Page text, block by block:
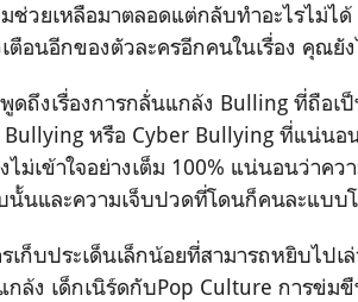
ยเหลือมาตลอดแต่กลับทำอะไรไม่ได้
อนอีกของตัวละครอีกคนในเรื่อง คุณยัง
ถึงเรื่องการกลั่นแกล้ง Bulling ที่ถือเ
Bullying หรือ Cyber Bullying ที่แน่นอ
ม่เข้าใจอย่างเต็ม 100% แน่นอนว่าค
นั้นและความเจ็บปวดที่โดนก็คนละแบบ
ก็บประเด็นเล็กน้อยที่สามารถหยิบไปเ
ล้ง เด็กเนิร์ดกับPop Culture การข่ม